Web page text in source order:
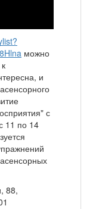
можно
и
с
11 по 14
88,